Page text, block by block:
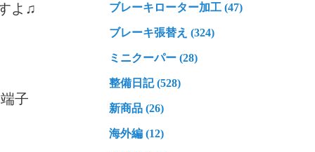
よ♫
子
ブレーキローター加工 (47)
ブレーキ張替え (324)
ミニクーパー (28)
整備日記 (528)
新商品 (26)
海外編 (12)